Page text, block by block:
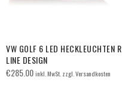
VW GOLF 6 LED HECKLEUCHTEN
LINE DESIGN
€285.00inkl. MwSt. zzgl. Versandkosten